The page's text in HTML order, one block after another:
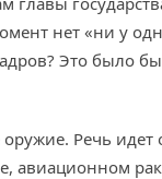
нет «ни у
Это было
Речь идет
авиационном